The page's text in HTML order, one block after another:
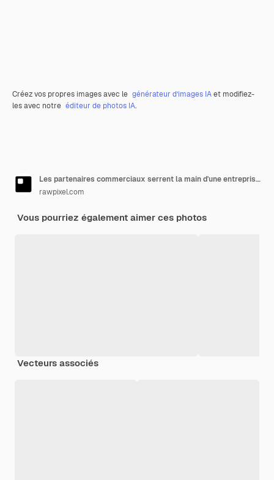
Créez vos propres images avec le générateur d’images IAet modifiez-
les avec notre éditeur de photos IA.
Les partenaires commerciaux serrent la main d'une entreprise mondiale avec un concept technologique
rawpixel.com
Vous pourriez également aimer ces photos
Vecteurs associés